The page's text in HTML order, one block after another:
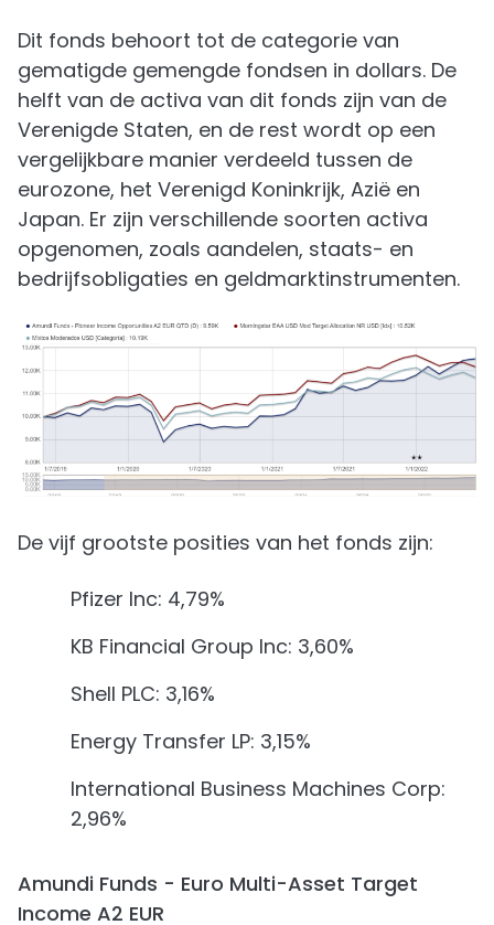
Dit fonds behoort tot de categorie van
gematigde gemengde fondsen in dollars. De
helft van de activa van dit fonds zijn van de
Verenigde Staten, en de rest wordt op een
vergelijkbare manier verdeeld tussen de
eurozone, het Verenigd Koninkrijk, Azië en
Japan. Er zijn verschillende soorten activa
opgenomen, zoals aandelen, staats- en
bedrijfsobligaties en geldmarktinstrumenten.
De vijf grootste posities van het fonds zijn:
Pfizer Inc: 4,79%
KB Financial Group Inc: 3,60%
Shell PLC: 3,16%
Energy Transfer LP: 3,15%
International Business Machines Corp:
2,96%
Amundi Funds - Euro Multi-Asset Target
Income A2 EUR